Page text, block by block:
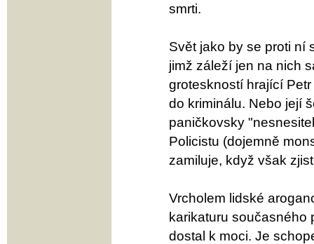
smrti.
Svět jako by se proti ní
jimž záleží jen na nich
groteskností hrající
do kriminálu. Nebo její
paničkovsky
Policistu (dojemně
zamiluje, když však
Vrcholem lidské
karikaturu současného
dostal k moci. Je